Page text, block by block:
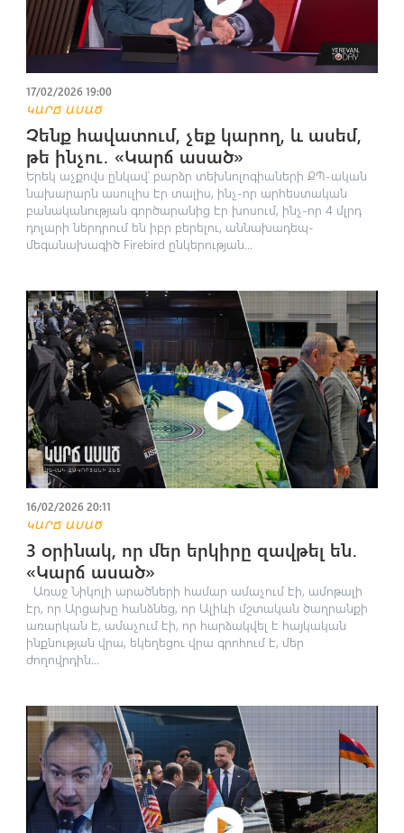
17/02/2026 19:00
ԿԱՐՃ ԱՍԱԾ
Չենք հավատում, չեք կարող, և ասեմ,
թե ինչու․ «Կարճ ասած»
Երեկ աչքովս ընկավ՝ բարձր տեխնոլոգիաների ՔՊ-ական
նախարարն ասուլիս էր տալիս, ինչ-որ արհեստական
բանականության գործարանից էր խոսում, ինչ-որ 4 մլրդ
դոլարի ներդրում են իբր բերելու, աննախադեպ-
մեգանախագիծ Firebird ընկերության...
16/02/2026 20:11
ԿԱՐՃ ԱՍԱԾ
3 օրինակ, որ մեր երկիրը զավթել են․
«Կարճ ասած»
Առաջ Նիկոլի արածների համար ամաչում էի, ամոթալի
էր, որ Արցախը հանձնեց, որ Ալիևի մշտական ծաղրանքի
առարկան է, ամաչում էի, որ հարձակվել է հայկական
ինքնության վրա, եկեղեցու վրա գրոհում է, մեր
ժողովրդին...